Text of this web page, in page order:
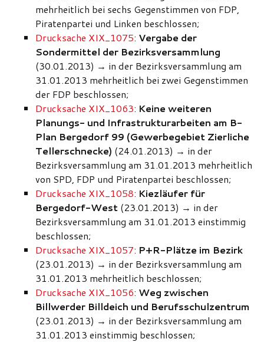
mehrheitlich bei sechs Gegenstimmen von FDP,
Piratenpartei und Linken beschlossen;
Drucksache XIX_1075: Vergabe der
Sondermittel der Bezirksversammlung
(30.01.2013) → in der Bezirksversammlung am
31.01.2013 mehrheitlich bei zwei Gegenstimmen
der FDP beschlossen;
Drucksache XIX_1063: Keine weiteren
Planungs- und Infrastrukturarbeiten am B-
Plan Bergedorf 99 (Gewerbegebiet Zierliche
Tellerschnecke) (24.01.2013) → in der
Bezirksversammlung am 31.01.2013 mehrheitlich
von SPD, FDP und Piratenpartei beschlossen;
Drucksache XIX_1058: Kiezläufer für
Bergedorf-West (23.01.2013) → in der
Bezirksversammlung am 31.01.2013 einstimmig
beschlossen;
Drucksache XIX_1057: P+R-Plätze im Bezirk
(23.01.2013) → in der Bezirksversammlung am
31.01.2013 mehrheitlich beschlossen;
Drucksache XIX_1056: Weg zwischen
Billwerder Billdeich und Berufsschulzentrum
(23.01.2013) → in der Bezirksversammlung am
31.01.2013 einstimmig beschlossen;